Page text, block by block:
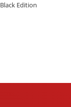
Edition